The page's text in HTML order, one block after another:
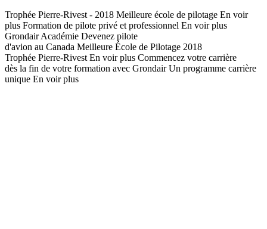
Trophée Pierre-Rivest - 2018 Meilleure école de pilotage En voir
plus Formation de pilote privé et professionnel En voir plus
Grondair Académie Devenez pilote
d'avion au Canada Meilleure École de Pilotage 2018
Trophée Pierre-Rivest En voir plus Commencez votre carrière
dès la fin de votre formation avec Grondair Un programme carrière
unique En voir plus